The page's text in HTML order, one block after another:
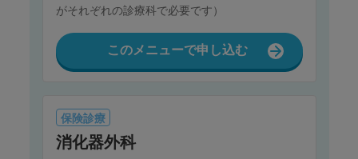
がそれぞれの診療科で必要です）
このメニューで申し込む
保険診療
消化器外科